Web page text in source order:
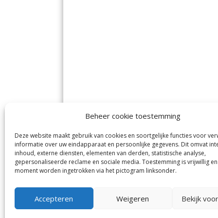
Beheer cookie toestemming
Deze website maakt gebruik van cookies en soortgelijke functies voor
informatie over uw eindapparaat en persoonlijke gegevens. Dit omvat
inhoud, externe diensten, elementen van derden, statistische analyse,
gepersonaliseerde reclame en sociale media. Toestemming is vrijwillig
moment worden ingetrokken via het pictogram linksonder.
Accepteren Weigeren Bekijk
De Nieuwe Meerbode
Visserstraat 10
1431 GJ Aalsmeer
0297-341900
info@meerbode.nl
en
De